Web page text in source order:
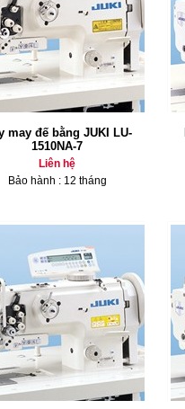
may đế bằng JUKI LU-
1510NA-7
Liên hệ
Bảo hành : 12 tháng